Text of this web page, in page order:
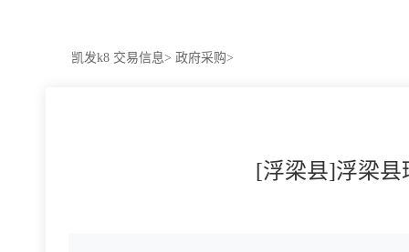
凯发k8 交易信息> 政府采购>
[浮梁县]浮梁县